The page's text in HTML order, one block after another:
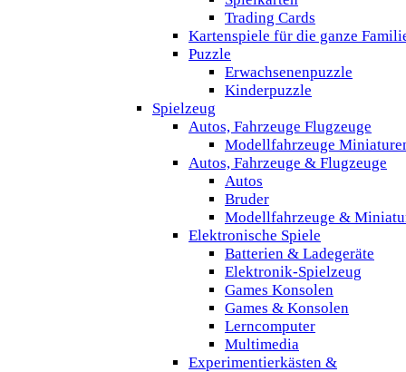
Trading Cards
Kartenspiele für die ganze
Puzzle
Erwachsenenpuzzle
Kinderpuzzle
Spielzeug
Autos, Fahrzeuge Flugzeuge
Modellfahrzeuge
Autos, Fahrzeuge & Flugzeuge
Autos
Bruder
Modellfahrzeuge &
Elektronische Spiele
Batterien & Ladegeräte
Elektronik-Spielzeug
Games Konsolen
Games & Konsolen
Lerncomputer
Multimedia
Experimentierkästen &